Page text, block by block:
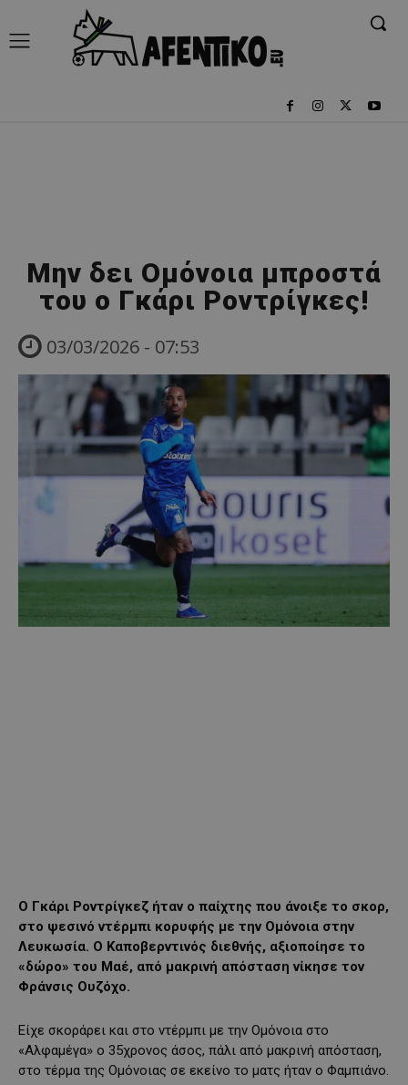
Μην δει Ομόνοια μπροστά
του ο Γκάρι Ροντρίγκες!
03/03/2026 - 07:53
Ο Γκάρι Ροντρίγκεζ ήταν ο παίχτης που άνοιξε το σκορ,
στο ψεσινό ντέρμπι κορυφής με την Ομόνοια στην
Λευκωσία. Ο Καποβερντινός διεθνής, αξιοποίησε το
«δώρο» του Μαέ, από μακρινή απόσταση νίκησε τον
Φράνσις Ουζόχο.
Είχε σκοράρει και στο ντέρμπι με την Ομόνοια στο
«Αλφαμέγα» ο 35χρονος άσος, πάλι από μακρινή απόσταση,
στο τέρμα της Ομόνοιας σε εκείνο το ματς ήταν ο Φαμπιάνο.